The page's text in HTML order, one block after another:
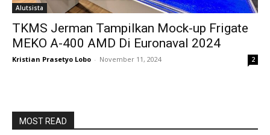
Alutsista
TKMS Jerman Tampilkan Mock-up Frigate
MEKO A-400 AMD Di Euronaval 2024
Kristian Prasetyo Lobo - November 11, 2024 2
MOST READ